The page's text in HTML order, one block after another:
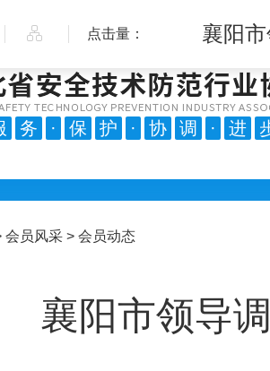
务 · 保 护 · 协 调 · 进
会员风采 > 会员动态
襄阳市领导
点击量： 襄阳